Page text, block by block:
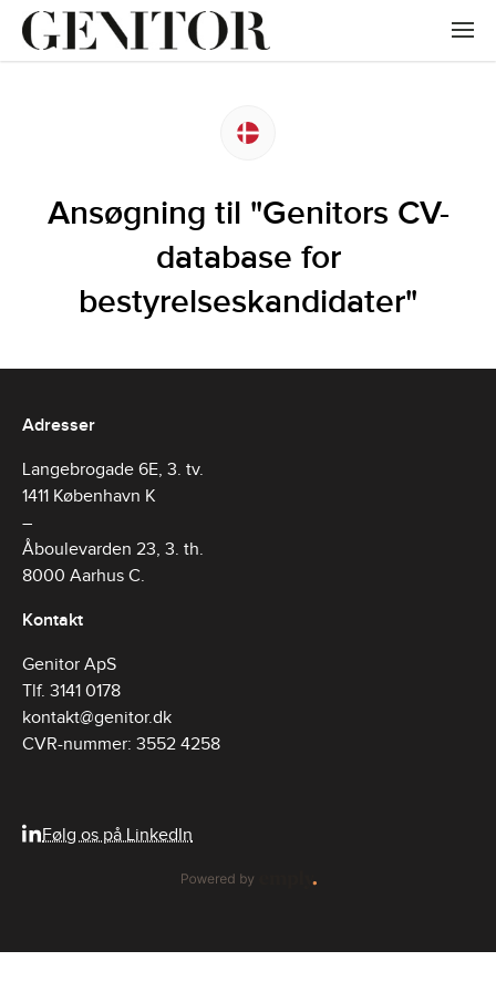
Ansøgning til "Genitors CV-
database for
bestyrelseskandidater"
Adresser
Langebrogade 6E, 3. tv.
1411 København K
–
Åboulevarden 23, 3. th.
8000 Aarhus C.
Kontakt
Genitor ApS
Tlf. 3141 0178
kontakt@genitor.dk
CVR-nummer: 3552 4258
Følg os på LinkedIn